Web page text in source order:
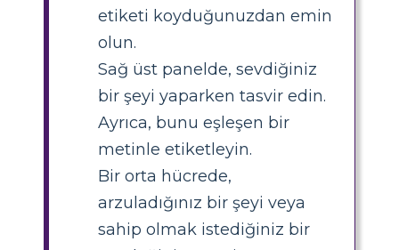
etiketi koyduğunuzdan emin
olun.
Sağ üst panelde, sevdiğiniz
bir şeyi yaparken tasvir edin.
Ayrıca, bunu eşleşen bir
metinle etiketleyin.
Bir orta hücrede,
arzuladığınız bir şeyi veya
sahip olmak istediğiniz bir